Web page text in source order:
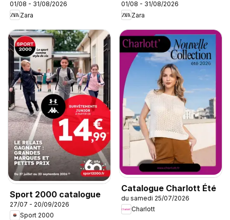
01/08 - 31/08/2026
Zara
01/08 - 31/08/2026
Zara
Sport 2000 catalogue
27/07 - 20/09/2026
Sport 2000
Catalogue Charlott Été
du samedi 25/07/2026
Charlott